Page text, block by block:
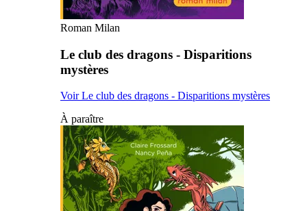
Roman Milan
Le club des dragons - Disparitions
mystères
Voir Le club des dragons - Disparitions mystères
À paraître